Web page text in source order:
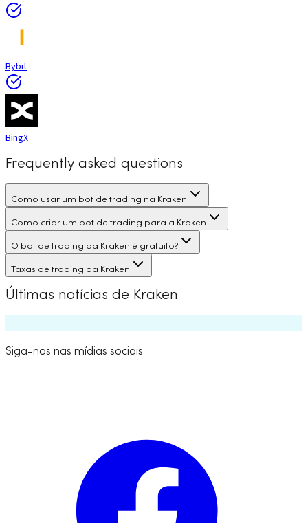
Bybit
BingX
Frequently asked questions
Como usar um bot de trading na Kraken
Como criar um bot de trading para a Kraken
O bot de trading da Kraken é gratuito?
Taxas de trading da Kraken
Últimas notícias de Kraken
Siga-nos nas mídias sociais